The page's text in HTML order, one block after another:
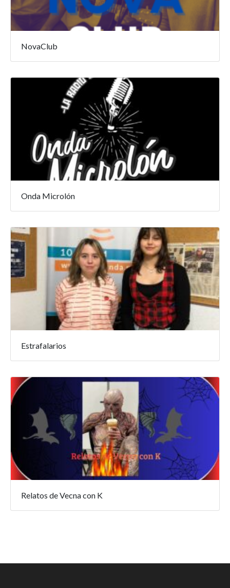
NovaClub
Onda Microlón
Estrafalarios
Relatos de Vecna con K